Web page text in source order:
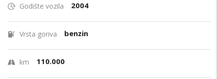
Godište vozila 2004
Vrsta goriva benzin
km 110.000